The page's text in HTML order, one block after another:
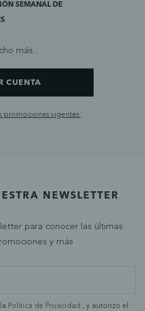
SEMANAL DE
más...
CUENTA
promociones vigentes.
NEWSLETTER
para conocer las últimas
y más
Política de Privacidad , y autorizo el